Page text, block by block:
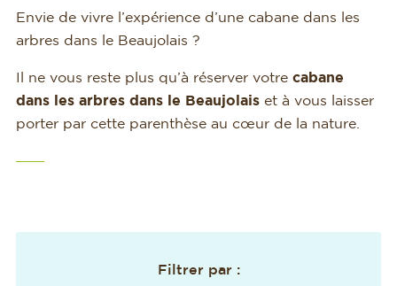
Envie de vivre l’expérience d’une cabane dans les
arbres dans le Beaujolais ?
Il ne vous reste plus qu’à réserver votre cabane
dans les arbres dans le Beaujolaiset à vous laisser
porter par cette parenthèse au cœur de la nature.
Filtrer par :